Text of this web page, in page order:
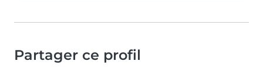
Partager ce profil